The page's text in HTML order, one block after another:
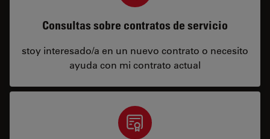
Consultas sobre contratos de servicio
stoy interesado/a en un nuevo contrato o necesito
ayuda con mi contrato actual